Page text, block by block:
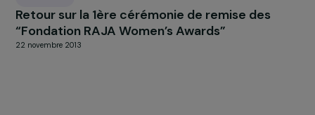
agriculture dans les pays en développement